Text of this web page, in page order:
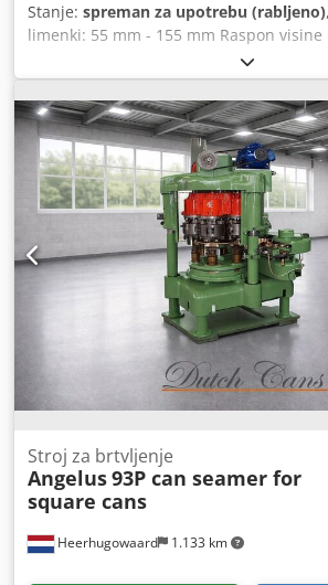
Stanje: spreman za upotrebu (rabljeno)
limenki: 55 mm - 155 mm Raspon
mm Kapacitet: do 60 limenki po minuti
Heerhugowaard 1.133 km
Stroj za brtvljenje
Angelus93P can seamer for
square cans